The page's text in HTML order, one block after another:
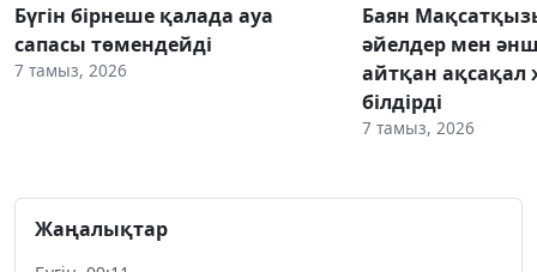
Бүгін бірнеше қалада ауа
сапасы төмендейді
7 тамыз, 2026
Баян
әйелдер мен
айтқан ақсақал
білдірді
7 тамыз, 2026
Жаңалықтар